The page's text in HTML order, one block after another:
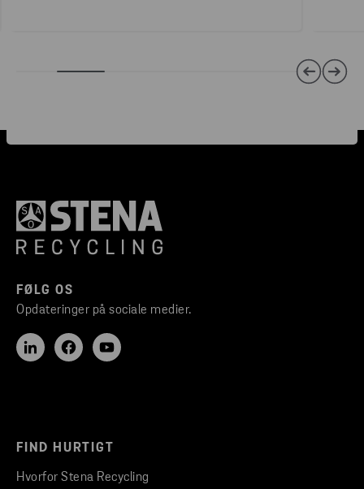
FØLG OS
Opdateringer på sociale medier.
FIND HURTIGT
Hvorfor Stena Recycling